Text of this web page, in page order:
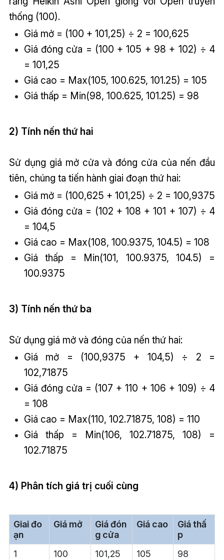
thống (100).
Giá mở = (100 + 101,25) ÷ 2 = 100,625
Giá đóng cửa = (100 + 105 + 98 + 102) ÷ 4
= 101,25
Giá cao = Max(105, 100.625, 101.25) = 105
Giá thấp = Min(98, 100.625, 101.25) = 98
2) Tính nến thứ hai
Sử dụng giá mở cửa và đóng cửa của nến đầu
tiên, chúng ta tiến hành giai đoạn thứ hai:
Giá mở = (100,625 + 101,25) ÷ 2 = 100,9375
Giá đóng cửa = (102 + 108 + 101 + 107) ÷ 4
= 104,5
Giá cao = Max(108, 100.9375, 104.5) = 108
Giá thấp = Min(101, 100.9375, 104.5) =
100.9375
3) Tính nến thứ ba
Sử dụng giá mở và đóng của nến thứ hai:
Giá mở = (100,9375 + 104,5) ÷ 2 =
102,71875
Giá đóng cửa = (107 + 110 + 106 + 109) ÷ 4
= 108
Giá cao = Max(110, 102.71875, 108) = 110
Giá thấp = Min(106, 102.71875, 108) =
102.71875
4) Phân tích giá trị cuối cùng
Giai đo
ạn
Giá mở
Giá đón
g cửa
Giá cao
Giá thấ
p
1
100 101,25 105
98